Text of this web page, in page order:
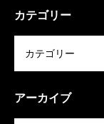
カテゴリー
アーカイブ